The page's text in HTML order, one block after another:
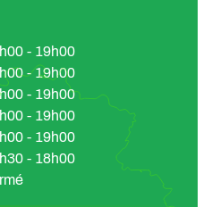
- 19h00
- 19h00
- 19h00
- 19h00
- 19h00
- 18h00